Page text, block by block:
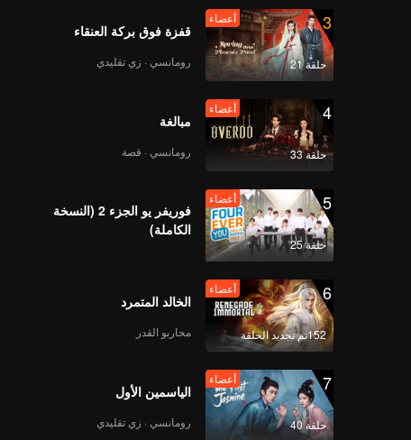
3
حلقة 21
أعضاء
قفزة فوق بركة العنقاء
رومانسي · زي تقليدي
4
حلقة 33
أعضاء
مبالغة
رومانسي · قصة
5
حلقة 25
أعضاء
فوريفر يو الجزء 2 (النسخة
الكاملة)
6
152تم تجديد الحلقة
أعضاء
الخالد المتمرد
محاربو القدر
7
حلقة 40
أعضاء
الياسمين الأول
رومانسي · زي تقليدي